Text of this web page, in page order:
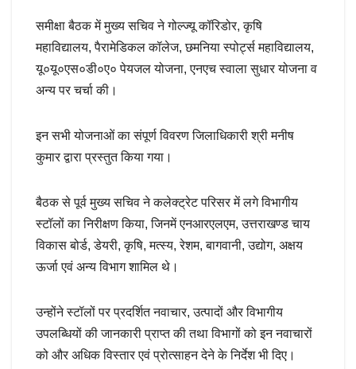
समीक्षा बैठक में मुख्य सचिव ने गोल्ज्यू कॉरिडोर, कृषि
महाविद्यालय, पैरामेडिकल कॉलेज, छमनिया स्पोर्ट्स महाविद्यालय,
यू०यू०एस०डी०ए० पेयजल योजना, एनएच स्वाला सुधार योजना व
अन्य पर चर्चा की।
इन सभी योजनाओं का संपूर्ण विवरण जिलाधिकारी श्री मनीष
कुमार द्वारा प्रस्तुत किया गया।
बैठक से पूर्व मुख्य सचिव ने कलेक्ट्रेट परिसर में लगे विभागीय
स्टॉलों का निरीक्षण किया, जिनमें एनआरएलएम, उत्तराखण्ड चाय
विकास बोर्ड, डेयरी, कृषि, मत्स्य, रेशम, बागवानी, उद्योग, अक्षय
ऊर्जा एवं अन्य विभाग शामिल थे।
उन्होंने स्टॉलों पर प्रदर्शित नवाचार, उत्पादों और विभागीय
उपलब्धियों की जानकारी प्राप्त की तथा विभागों को इन नवाचारों
को और अधिक विस्तार एवं प्रोत्साहन देने के निर्देश भी दिए।